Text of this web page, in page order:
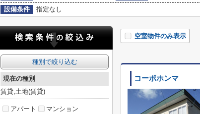
設備条件
指定なし
空室物件のみ表示
コーポホンマ
種別で絞り込む
現在の種別
賃貸,土地(賃貸)
アパート
マンション